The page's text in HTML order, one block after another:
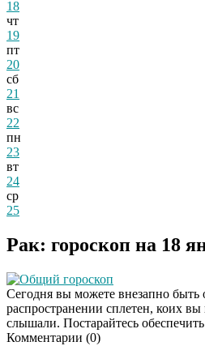
18
чт
19
пт
20
сб
21
вс
22
пн
23
вт
24
ср
25
Рак: гороскоп на 18
Общий гороскоп
Сегодня вы можете внезапно быть
распространении сплетен, коих
слышали. Постарайтесь
Комментарии (0)
Даже самый